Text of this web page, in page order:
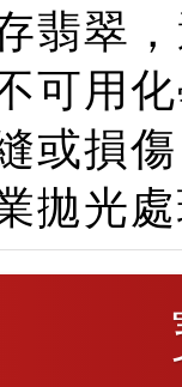
翡翠
可用
或損
拋光